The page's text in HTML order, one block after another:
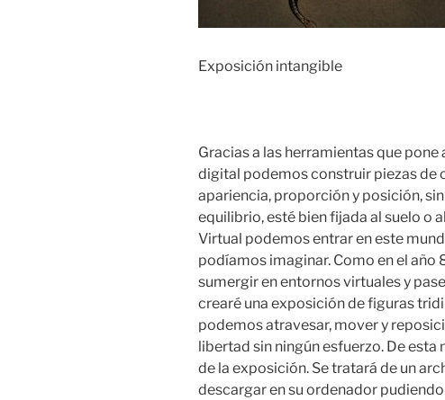
Exposición intangible
Gracias a las herramientas que
digital podemos construir piezas de
apariencia, proporción y posición,
equilibrio, esté bien fijada al suelo o
Virtual podemos entrar en este
podíamos imaginar. Como en el
sumergir en entornos virtuales y
crearé una exposición de figuras
podemos atravesar, mover y
libertad sin ningún esfuerzo. De
de la exposición. Se tratará de un
descargar en su ordenador